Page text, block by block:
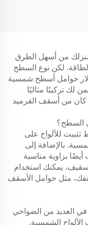
من أسهل الطرق
الطاقة. لكن نوع السطح
حوامل أسطح شمسية
لك تركيبًا مثاليًا
كان من أسقف القرميد
السطح؟
للألواح على
بالإضافة إلى
أيضًا بزاوية مناسبة
يمكنك استخدام
مثل حوامل الأسقف
العديد من الضواحي
الشمسية.